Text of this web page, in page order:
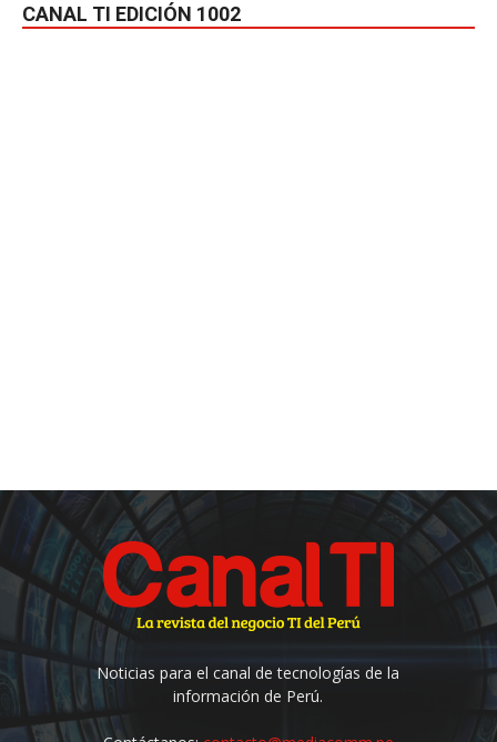
CANAL TI EDICIÓN 1002
Noticias para el canal de tecnologías de la
información de Perú.